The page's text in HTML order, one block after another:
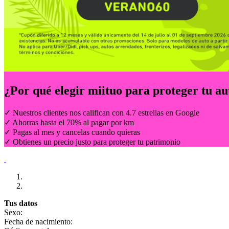
¿Por qué elegir miituo para proteger tu
✓ Nuestros clientes nos califican con 4.7 estrellas en Google
✓ Ahorras hasta el 70% al pagar por km
✓ Pagas al mes y cancelas cuando quieras
✓ Obtienes un precio justo para proteger tu patrimonio
Tus datos
Sexo:
Fecha de nacimiento: